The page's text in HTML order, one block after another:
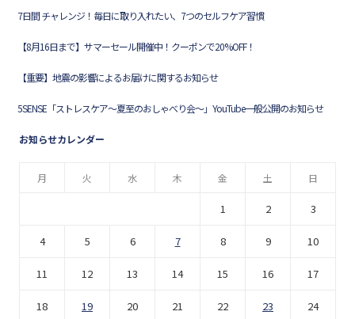
7日間 チャレンジ！毎日に取り入れたい、7つのセルフケア習慣
【8月16日まで】サマーセール開催中！クーポンで20%OFF！
【重要】地震の影響によるお届けに関するお知らせ
5SENSE「ストレスケア〜夏至のおしゃべり会〜」YouTube一般公開のお知らせ
お知らせカレンダー
月 火 水 木 金 土 日
1 2 3
4 5 6 7 8 9 10
11 12 13 14 15 16 17
18 19 20 21 22 23 24